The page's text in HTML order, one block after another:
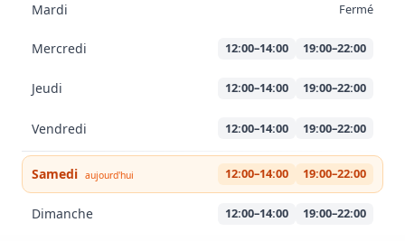
Mardi Fermé
Mercredi 12:00–14:00 19:00–22:00
Jeudi 12:00–14:00 19:00–22:00
Vendredi 12:00–14:00 19:00–22:00
Samedi aujourd'hui 12:00–14:00 19:00–22:00
Dimanche 12:00–14:00 19:00–22:00